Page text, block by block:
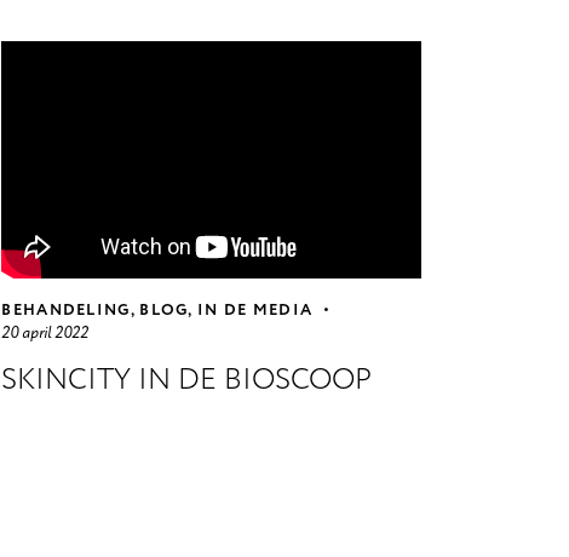
BEHANDELING, BLOG, IN DE MEDIA
20 april 2022
SKINCITY IN DE BIOSCOOP